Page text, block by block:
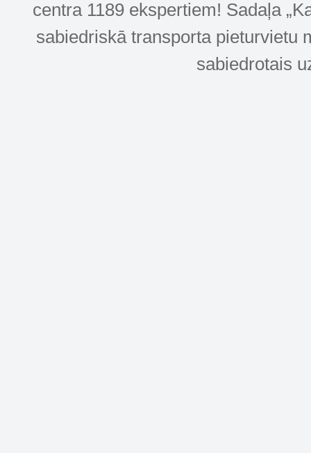
centra 1189 ekspertiem! Sadaļa
sabiedriskā transporta pieturvietu
sabiedrotais